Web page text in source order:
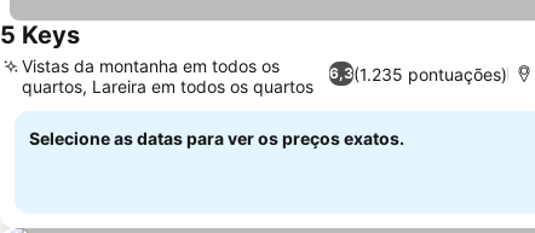
5 Keys
6,3(1.235 pontuações)
Vistas da montanha em todos os
quartos, Lareira em todos os quartos
Selecione as datas para ver os preços exatos.